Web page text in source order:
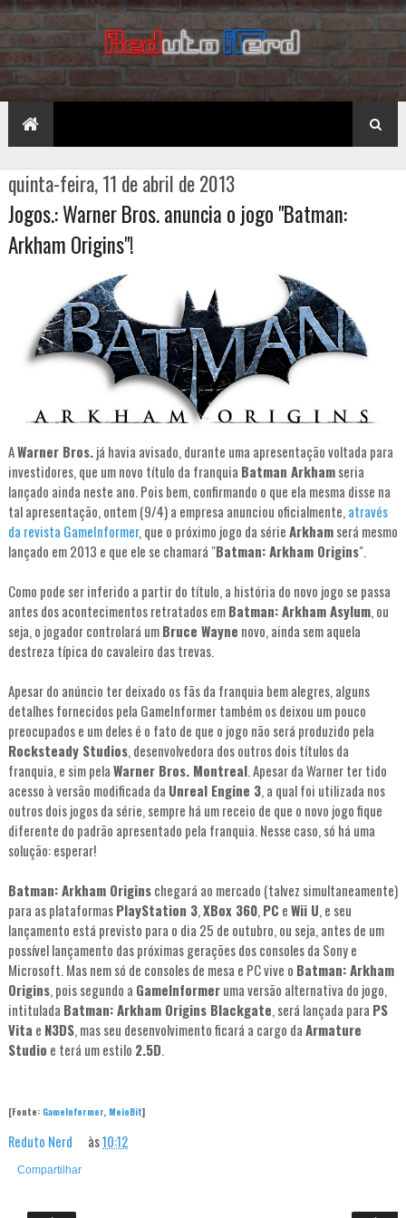
quinta-feira, 11 de abril de 2013
Jogos.: Warner Bros. anuncia o jogo "Batman:
Arkham Origins"!
AWarner Bros.já havia avisado, durante uma apresentação voltada para
investidores, que um novo título da franquia Batman Arkhamseria
lançado ainda neste ano. Pois bem, confirmando o que ela mesma disse na
tal apresentação, ontem (9/4) a empresa anunciou oficialmente, através
da revista GameInformer, que o próximo jogo da sérieArkhamserá mesmo
lançado em 2013 e que ele se chamará "Batman: Arkham Origins".
Como pode ser inferido a partir do título, a história do novo jogo se passa
antes dos acontecimentos retratados emBatman: Arkham Asylum, ou
seja, o jogador controlará umBruce Wayne novo, ainda sem aquela
destreza típica do cavaleiro das trevas.
Apesar do anúncio ter deixado os fãs da franquia bem alegres, alguns
detalhes fornecidos pela GameInformer também os deixou um pouco
preocupados e um deles é o fato de que o jogo não será produzido pela
Rocksteady Studios, desenvolvedora dos outros dois títulos da
franquia, e sim pelaWarner Bros. Montreal. Apesar da Warner ter tido
acesso à versão modificada da Unreal Engine 3, a qual foi utilizada nos
outros dois jogos da série, sempre há um receio de que o novo jogo fique
diferente do padrão apresentado pela franquia. Nesse caso, só há uma
solução: esperar!
Batman: Arkham Originschegará ao mercado (talvez simultaneamente)
para as plataformasPlayStation 3,XBox 360, PC eWii U, e seu
lançamento está previsto para o dia 25 de outubro, ou seja, antes de um
possível lançamento das próximas gerações dos consoles da Sony e
Microsoft. Mas nem só de consoles de mesa e PC vive o Batman: Arkham
Origins, pois segundo a GameInformeruma versão alternativa do jogo,
intitulada Batman: Arkham Origins Blackgate, será lançada para PS
Vita e N3DS, mas seu desenvolvimento ficará a cargo daArmature
Studio e terá um estilo 2.5D.
[Fonte: GameInformer, MeioBit]
Reduto Nerd às10:12
Compartilhar